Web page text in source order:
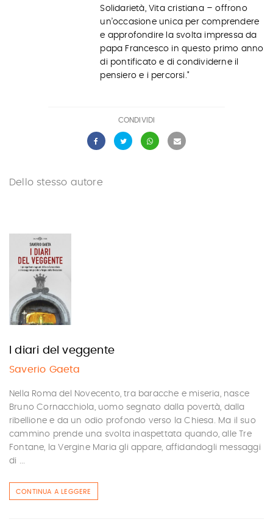
Solidarietà, Vita cristiana – offrono
un’occasione unica per comprendere
e approfondire la svolta impressa da
papa Francesco in questo primo anno
di pontificato e di condividerne il
pensiero e i percorsi."
CONDIVIDI
Dello stesso autore
I diari del veggente
Saverio Gaeta
Nella Roma del Novecento, tra baracche e miseria, nasce
Bruno Cornacchiola, uomo segnato dalla povertà, dalla
ribellione e da un odio profondo verso la Chiesa. Ma il suo
cammino prende una svolta inaspettata quando, alle Tre
Fontane, la Vergine Maria gli appare, affidandogli messaggi
di ...
CONTINUA A LEGGERE